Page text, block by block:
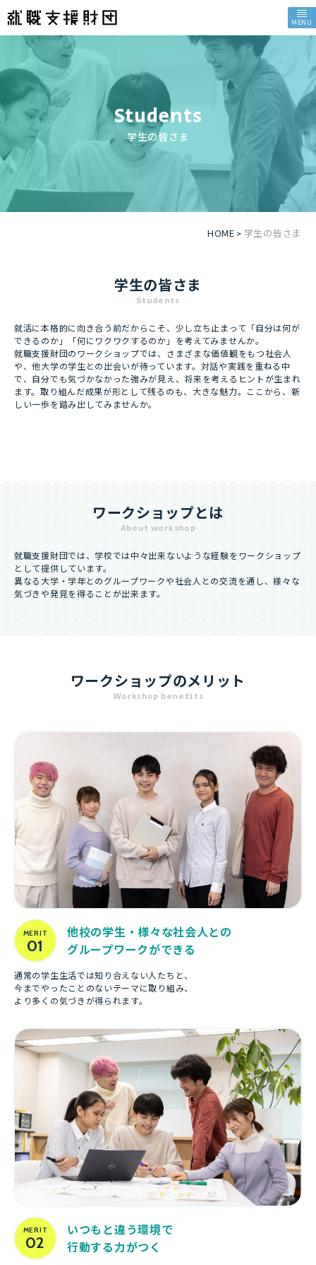
MENU
Students
学生の皆さま
HOME > 学生の皆さま
学生の皆さま
Students
就活に本格的に向き合う前だからこそ、少し立ち止まって「自分は何が
できるのか」「何にワクワクするのか」を考えてみませんか。
就職支援財団のワークショップでは、さまざまな価値観をもつ社会人
や、他大学の学生との出会いが待っています。対話や実践を重ねる中
で、自分でも気づかなかった強みが見え、将来を考えるヒントが生まれ
ます。取り組んだ成果が形として残るのも、大きな魅力。ここから、新
しい一歩を踏み出してみませんか。
ワークショップとは
About workshop
就職支援財団では、学校では中々出来ないような経験をワークショップ
として提供しています。
異なる大学・学年とのグループワークや社会人との交流を通し、様々な
気づきや発見を得ることが出来ます。
ワークショップのメリット
Workshop benefits
MERIT
01
他校の学生・様々な社会人との
グループワークができる
通常の学生生活では知り合えない人たちと、
今までやったことのないテーマに取り組み、
より多くの気づきが得られます。
MERIT
02
いつもと違う環境で
行動する力がつく